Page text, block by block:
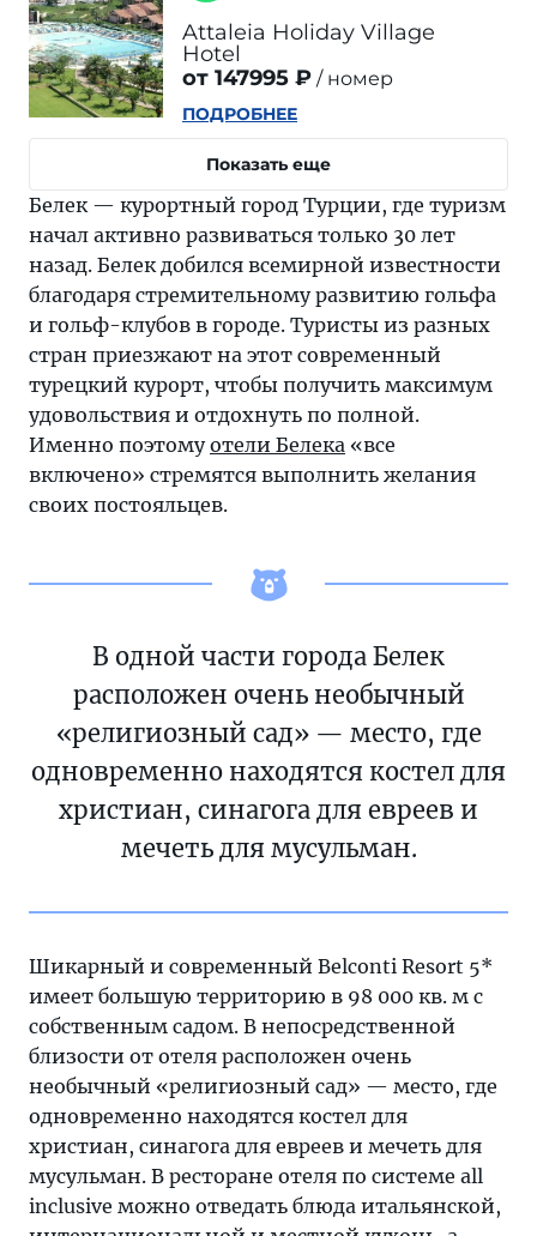
Attaleia Holiday Village
Hotel
от 147995 ₽
номер
ПОДРОБНЕЕ
Показать еще
Белек — курортный город Турции, где туризм
начал активно развиваться только 30 лет
назад. Белек добился всемирной известности
благодаря стремительному развитию гольфа
и гольф-клубов в городе. Туристы из разных
стран приезжают на этот современный
турецкий курорт, чтобы получить максимум
удовольствия и отдохнуть по полной.
Именно поэтомуотели Белека «все
включено» стремятся выполнить желания
своих постояльцев.
В одной части города Белек
расположен очень необычный
«религиозный сад» — место, где
одновременно находятся костел для
христиан, синагога для евреев и
мечеть для мусульман.
Шикарный и современный Belconti Resort 5*
имеет большую территорию в 98 000 кв. м с
собственным садом. В непосредственной
близости от отеля расположен очень
необычный «религиозный сад» — место, где
одновременно находятся костел для
христиан, синагога для евреев и мечеть для
мусульман. В ресторане отеля по системе all
inclusive можно отведать блюда итальянской,